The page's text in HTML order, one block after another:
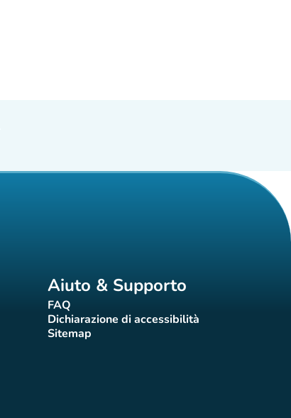
Aiuto & Supporto
FAQ(nuova scheda)
Dichiarazione di accessibilità
(nuova scheda)
Sitemap(nuova scheda)